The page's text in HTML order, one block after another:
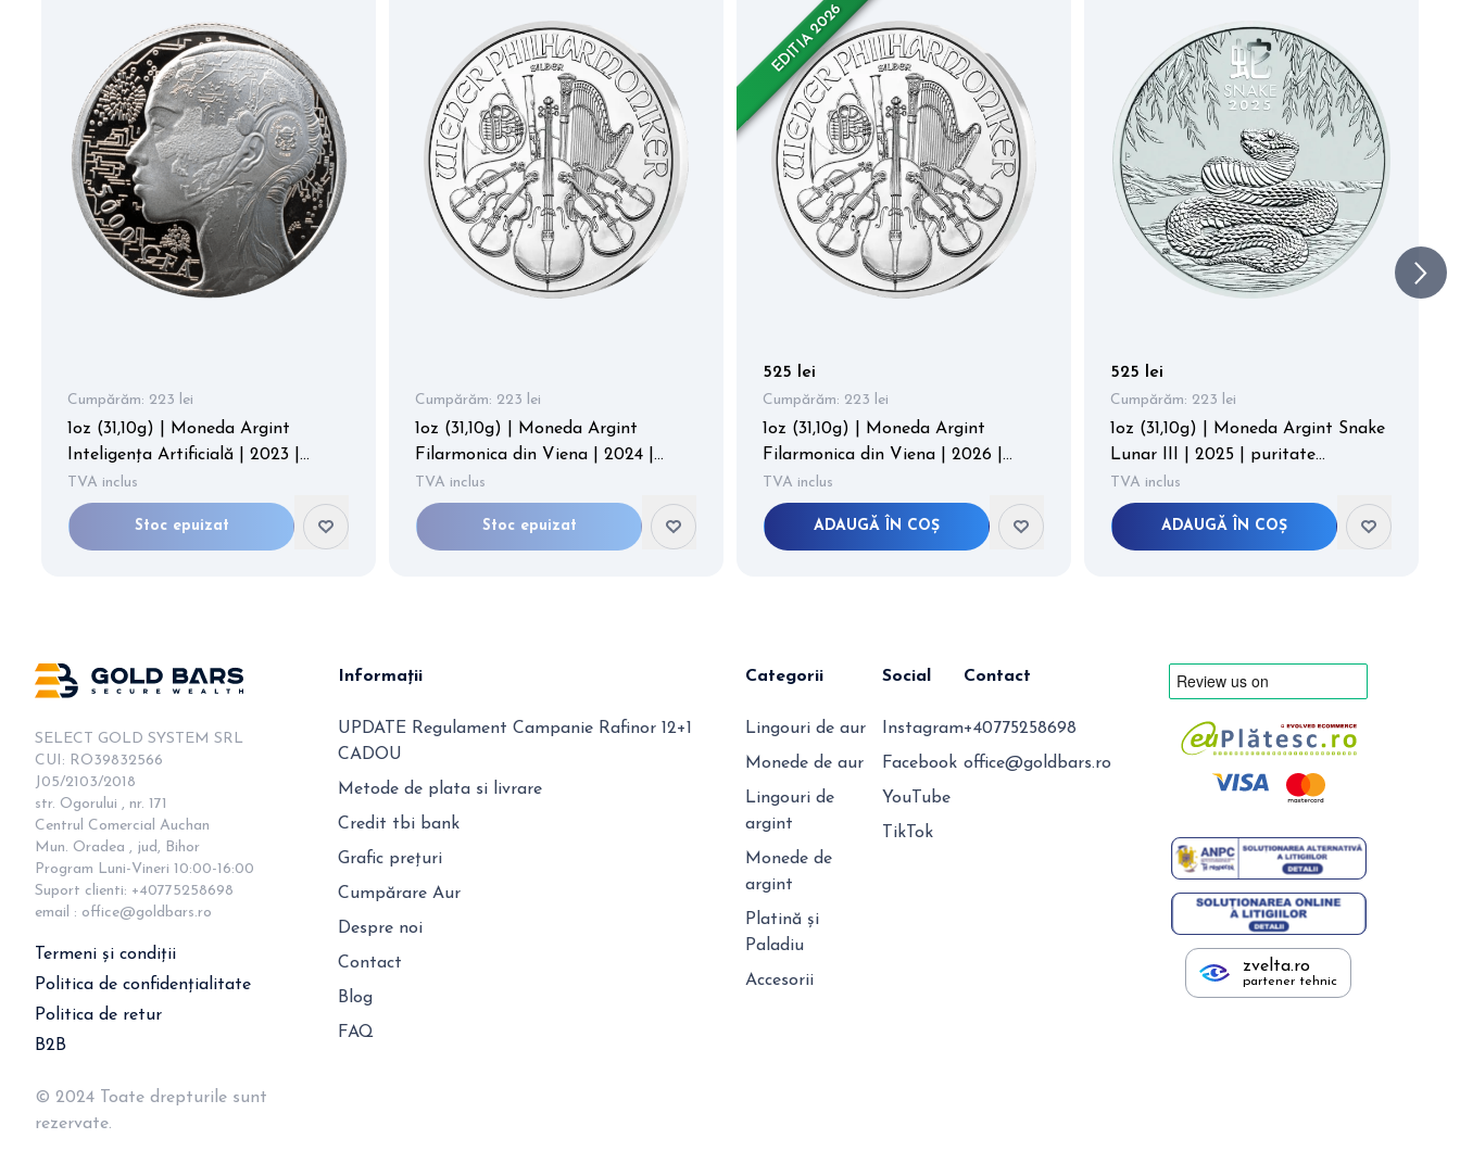
Cumpărăm: 223 lei
1oz (31,10g) | Moneda Argint
Inteligența Artificială | 2023 |
puritate 999/1000
TVA inclus
Stoc epuizat
Cumpărăm: 223 lei
1oz (31,10g) | Moneda Argint
Filarmonica din Viena | 2024 |
puritate 999/1000
TVA inclus
Stoc epuizat
EDITIA 2026
525 lei
Cumpărăm: 223 lei
1oz (31,10g) | Moneda Argint
Filarmonica din Viena | 2026 |
puritate 999/1000
TVA inclus
ADAUGĂ ÎN COȘ
525 lei
Cumpărăm: 223 lei
1oz (31,10g) | Moneda Argint Snake
Lunar III | 2025 | puritate
999,9/1000
TVA inclus
ADAUGĂ ÎN COȘ
12
SELECT GOLD SYSTEM SRL
CUI: RO39832566
J05/2103/2018
str. Ogorului , nr. 171
Centrul Comercial Auchan
Mun. Oradea , jud, Bihor
Program Luni-Vineri 10:00-16:00
Suport clienti: +40775258698
email : office@goldbars.ro
Termeni și condiții
Politica de confidențialitate
Politica de retur
B2B
© 2024 Toate drepturile sunt
rezervate.
Informații
UPDATE Regulament Campanie Rafinor 12+1
CADOU
Metode de plata si livrare
Credit tbi bank
Grafic prețuri
Cumpărare Aur
Despre noi
Contact
Blog
FAQ
Categorii
Lingouri de aur
Monede de aur
Lingouri de
argint
Monede de
argint
Platină și
Paladiu
Accesorii
Social
Instagram
Facebook
YouTube
TikTok
Contact
+40775258698
office@goldbars.ro
zvelta.ro
partener tehnic